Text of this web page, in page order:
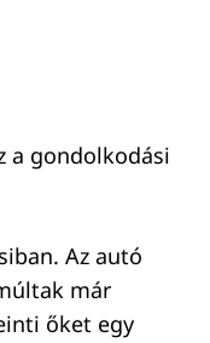
a gondolkodási
Az autó
már
őket egy